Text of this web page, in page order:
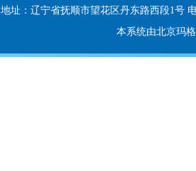
地址：辽宁省抚顺市望花区丹东路西段1号
本系统由北京玛